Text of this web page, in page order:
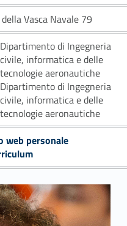
Vasca Navale 79
Dipartimento di Ingegneria
civile, informatica e delle
tecnologie aeronautiche
Dipartimento di Ingegneria
civile, informatica e delle
tecnologie aeronautiche
web personale